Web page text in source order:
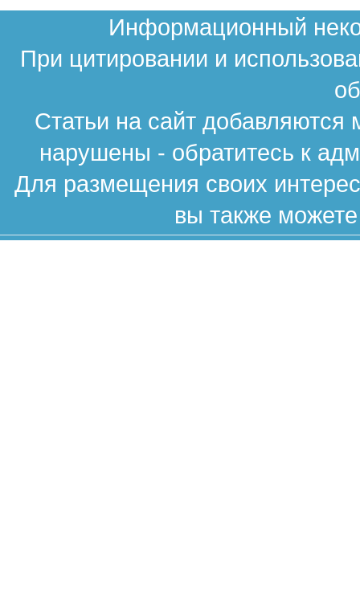
Информационный
При цитировании и
Статьи на сайт
нарушены - обратитесь к
Для размещения своих
вы также